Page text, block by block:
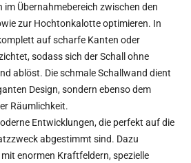
Übernahmebereich zwischen den
zur Hochtonkalotte optimieren. In
auf scharfe Kanten oder
sodass sich der Schall ohne
ablöst. Die schmale Schallwand dient
Design, sondern ebenso dem
Räumlichkeit.
Entwicklungen, die perfekt auf die
abgestimmt sind. Dazu
enormen Kraftfeldern, spezielle